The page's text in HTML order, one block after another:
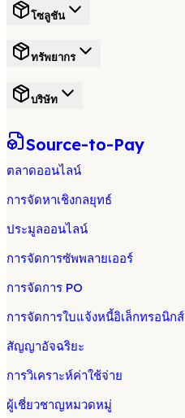
โซลูชัน
ทรัพยากร
บริษัท
Source-to-Pay
ตลาดออนไลน์
การจัดหาเชิงกลยุทธ์
ประมูลออนไลน์
การจัดการซัพพลายเออร์
การจัดการ PO
การจัดการใบแจ้งหนี้อิเล็กทรอนิกส์
สัญญาอัจฉริยะ
การวิเคราะห์ค่าใช้จ่าย
ผู้เชี่ยวชาญหมวดหมู่